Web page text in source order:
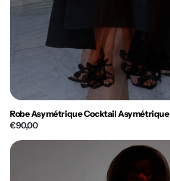
Robe Asymétrique Cocktail Asymétrique
€90,00